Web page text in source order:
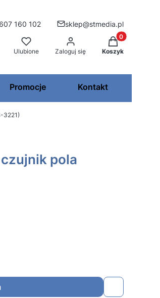
160 102 sklep@stmedia.pl
Ulubione Zaloguj się
Produkty w
Koszyk
Promocje Kontakt
3221)
pola